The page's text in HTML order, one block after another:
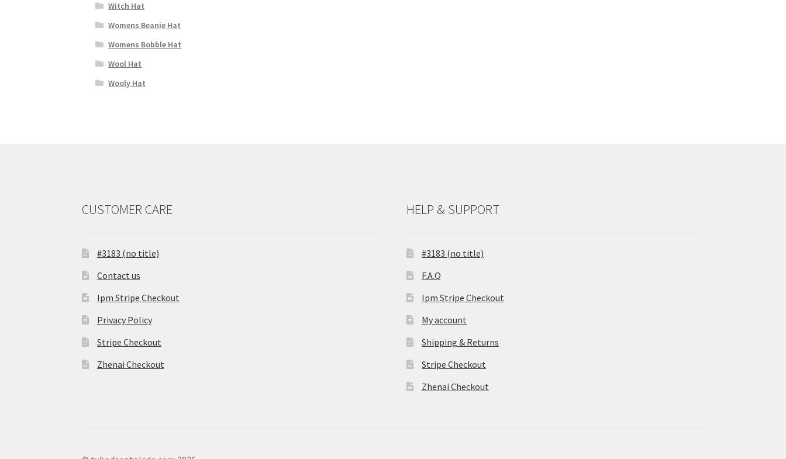
Witch Hat
Womens Beanie Hat
Womens Bobble Hat
Wool Hat
Wooly Hat
CUSTOMER CARE
#3183 (no title)
Contact us
Ipm Stripe Checkout
Privacy Policy
Stripe Checkout
Zhenai Checkout
HELP & SUPPORT
#3183 (no title)
F.A.Q
Ipm Stripe Checkout
My account
Shipping & Returns
Stripe Checkout
Zhenai Checkout